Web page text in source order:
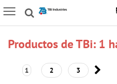
Icon Menu
Productos de TBi: 1
1 2 3